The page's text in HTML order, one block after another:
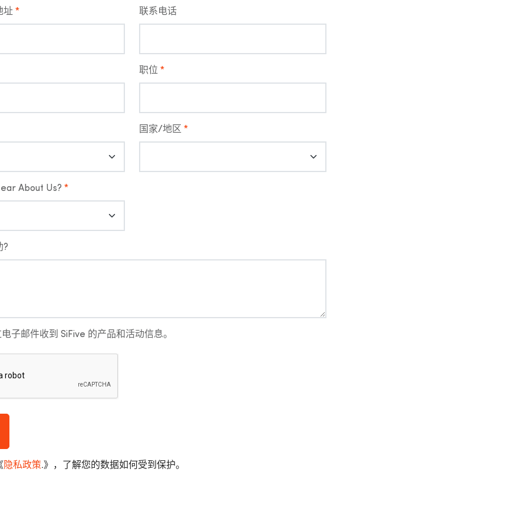
址 * 联系电话
职位 *
国家/地区 *
About Us? *
?
子邮件收到 SiFive 的产品和活动信息。
隐私政策.》，了解您的数据如何受到保护。